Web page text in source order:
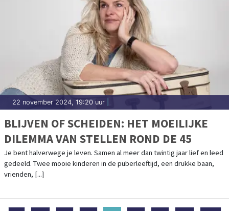
22 november 2024, 19:20 uur
BLIJVEN OF SCHEIDEN: HET MOEILIJKE
DILEMMA VAN STELLEN ROND DE 45
Je bent halverwege je leven. Samen al meer dan twintig jaar lief en leed
gedeeld. Twee mooie kinderen in de puberleeftijd, een drukke baan,
vrienden, [...]